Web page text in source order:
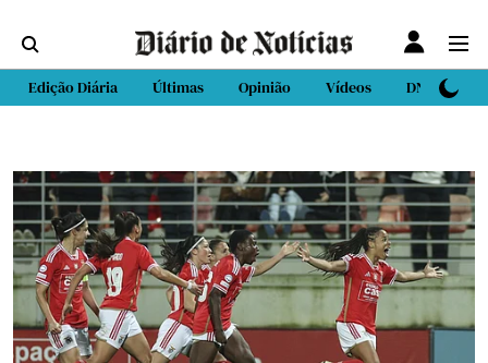
Edição Diária Últimas Opinião Vídeos DN Sport